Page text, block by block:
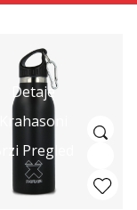
Detaje
Krahasoni
Brzi Pregled